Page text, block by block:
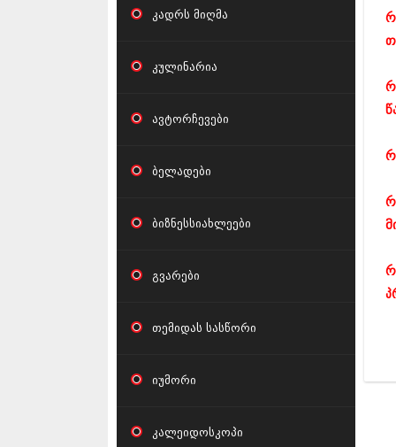
კადრს მიღმა
კულინარია
ავტორჩევები
ბელადები
ბიზნესსიახლეები
გვარები
თემიდას სასწორი
იუმორი
კალეიდოსკოპი